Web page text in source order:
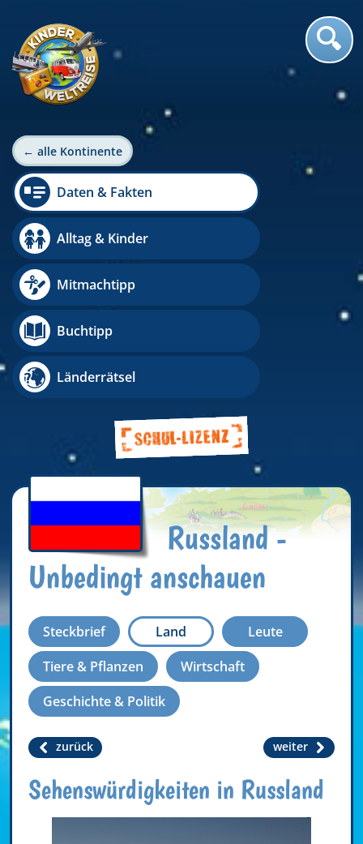
← alle Kontinente
Daten & Fakten
Alltag & Kinder
Mitmachtipp
Buchtipp
Länderrätsel
Russland -
Unbedingt anschauen
Steckbrief Land
Leute
Tiere & Pflanzen
Wirtschaft
Geschichte & Politik
zurück weiter
Sehenswürdigkeiten in Russland